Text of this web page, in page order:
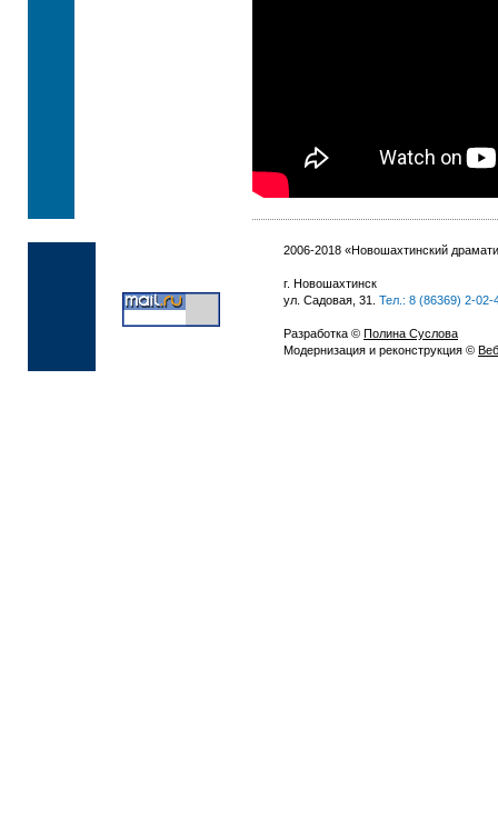
2006-2018 «Новошахтинский
г. Новошахтинск
ул. Садовая, 31. Тел.: 8 (86369) 2-02-
Разработка © Полина Суслова
Модернизация и реконструкция ©